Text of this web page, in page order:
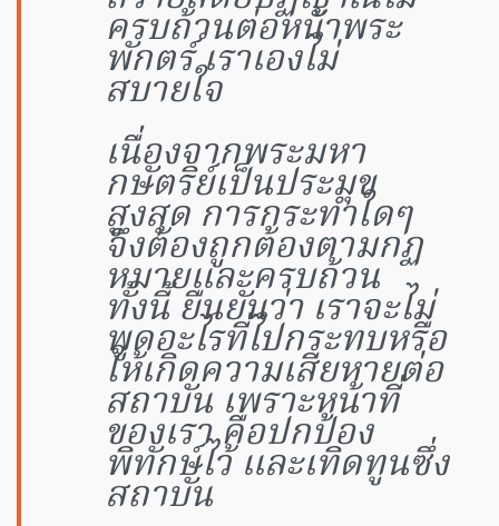
ครบถ้วนต่อหน้าพระ
พักตร์ เราเองไม่
สบายใจ
เนื่องจากพระมหา
กษัตริย์เป็นประมุข
สูงสุด การกระทำใดๆ
จึงต้องถูกต้องตามกฏ
หมายและครบถ้วน
ทั้งนี้ ยืนยันว่า เราจะไม่
พูดอะไรที่ไปกระทบหรือ
ให้เกิดความเสียหายต่อ
สถาบัน เพราะหน้าที่
ของเรา คือปกป้อง
พิทักษ์ไว้ และเทิดทูนซึ่ง
สถาบัน